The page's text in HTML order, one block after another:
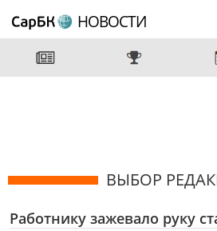
НОВОСТИ
ВЫБОР
Работнику зажевало руку